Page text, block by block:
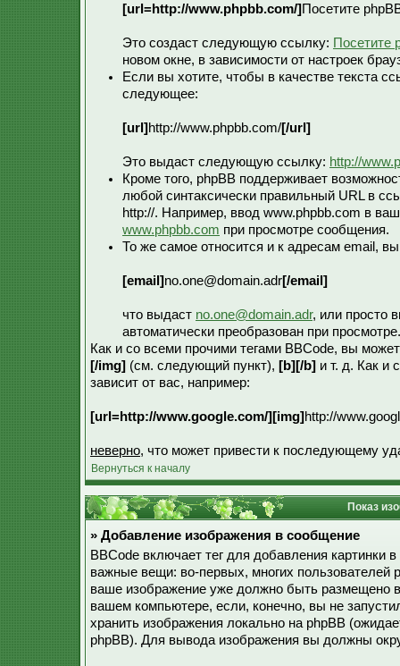
[url=http://www.phpbb.com/] Посетите
Это создаст следующую ссылку: Посетите
новом окне, в зависимости от настроек
Если вы хотите, чтобы в качестве текста
следующее:
[url] http://www.phpbb.com/[/url]
Это выдаст следующую ссылку: http://
Кроме того, phpBB поддерживает
любой синтаксически правильный URL в
http://. Например, ввод www.phpbb.com в
www.phpbb.com при просмотре сообщения.
То же самое относится и к адресам email,
[email]no.one@domain.adr[/email]
что выдаст no.one@domain.adr, или просто
автоматически преобразован при просмотре.
Как и со всеми прочими тегами BBCode, вы
[/img] (см. следующий пункт), [b][/b] и т. д. Как и
зависит от вас, например:
[url=http://www.google.com/][img] http://
неверно, что может привести к последующему
Вернуться к началу
Показ
» Добавление изображения в сообщение
BBCode включает тег для добавления
важные вещи: во-первых, многих пользователей
ваше изображение уже должно быть размещено
вашем компьютере, если, конечно, вы не
хранить изображения локально на phpBB
phpBB). Для вывода изображения вы должны